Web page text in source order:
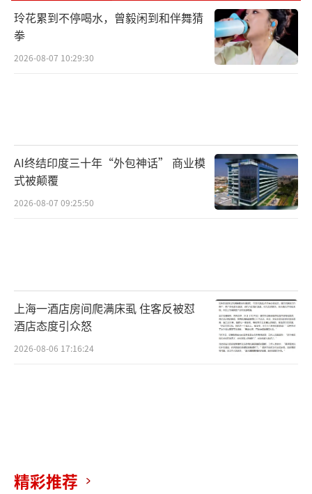
玲花累到不停喝水，曾毅闲到和伴舞猜
拳
2026-08-07 10:29:30
AI终结印度三十年“外包神话” 商业模
式被颠覆
2026-08-07 09:25:50
上海一酒店房间爬满床虱 住客反被怼
酒店态度引众怒
2026-08-06 17:16:24
精彩推荐